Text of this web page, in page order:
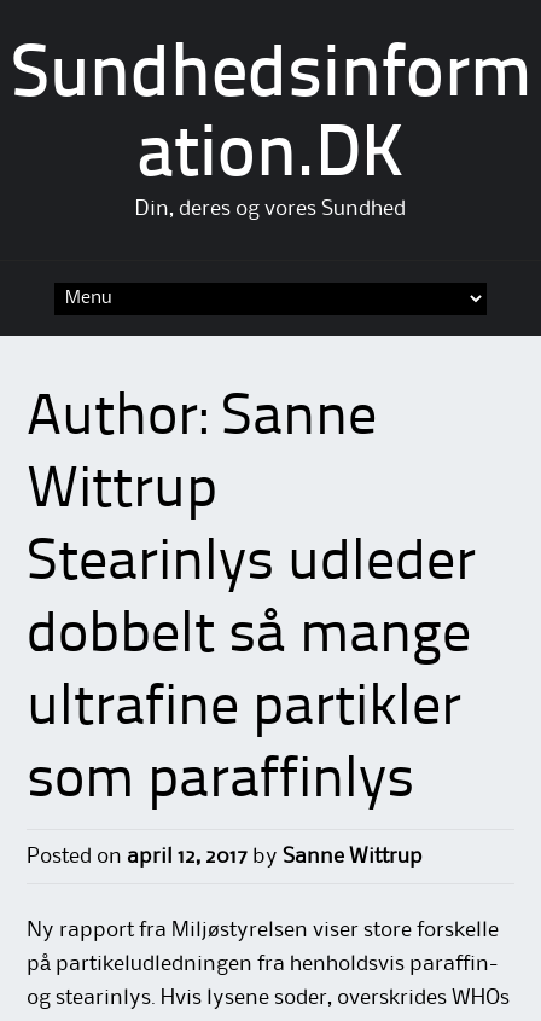
Sundhedsinform
ation.DK
Din, deres og vores Sundhed
Author: Sanne
Wittrup
Stearinlys udleder
dobbelt så mange
ultrafine partikler
som paraffinlys
Posted on april 12, 2017 bySanne Wittrup
Ny rapport fra Miljøstyrelsen viser store forskelle
på partikeludledningen fra henholdsvis paraffin-
og stearinlys. Hvis lysene soder, overskrides WHOs